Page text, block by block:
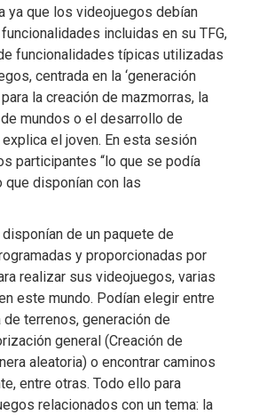
ya que los videojuegos debían
incluidas en su TFG,
funcionalidades típicas utilizadas
centrada en la ‘generación
para la creación de mazmorras, la
mundos o el desarrollo de
el joven. En esta sesión
participantes “lo que se podía
que disponían con las
de un paquete de
y proporcionadas por
realizar sus videojuegos, varias
este mundo. Podían elegir entre
terrenos, generación de
general (Creación de
aleatoria) o encontrar caminos
entre otras. Todo ello para
relacionados con un tema: la